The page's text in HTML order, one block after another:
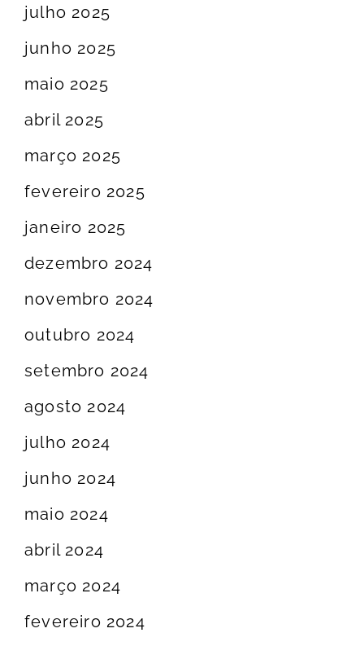
julho 2025
junho 2025
maio 2025
abril 2025
março 2025
fevereiro 2025
janeiro 2025
dezembro 2024
novembro 2024
outubro 2024
setembro 2024
agosto 2024
julho 2024
junho 2024
maio 2024
abril 2024
março 2024
fevereiro 2024